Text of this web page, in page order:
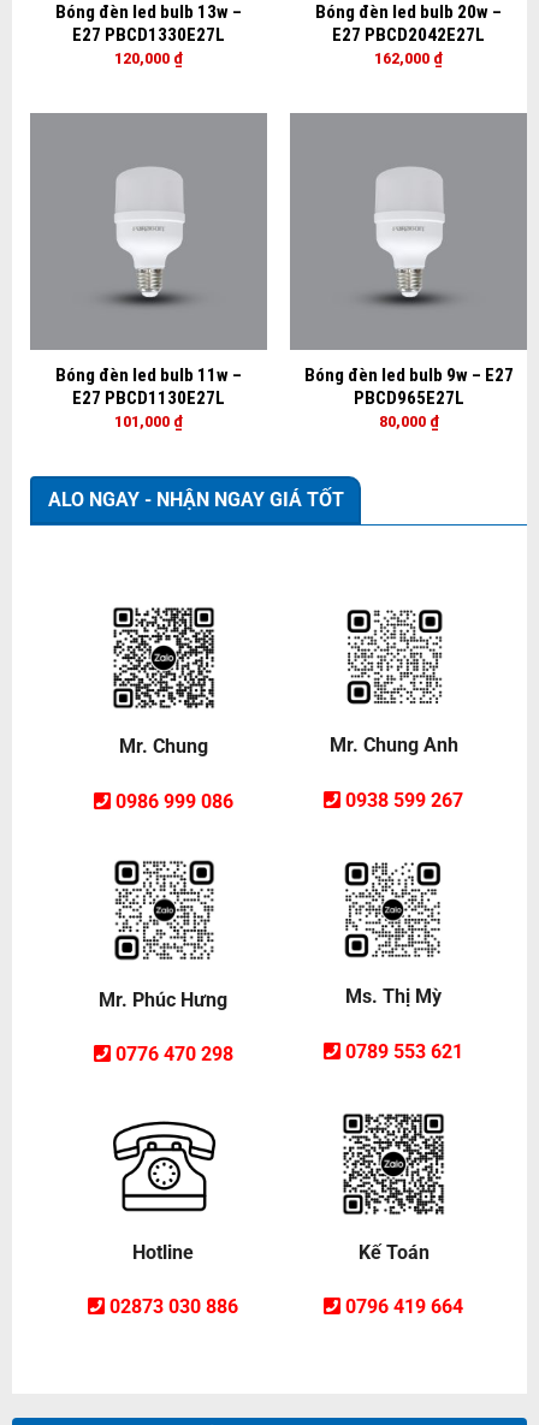
Bóng đèn led bulb 13w –
E27 PBCD1330E27L
120,000 ₫
Bóng đèn led bulb 20w –
E27 PBCD2042E27L
162,000 ₫
Bóng đèn led bulb 11w –
E27 PBCD1130E27L
101,000 ₫
Bóng đèn led bulb 9w – E27
PBCD965E27L
80,000 ₫
ALO NGAY - NHẬN NGAY GIÁ TỐT
Mr. Chung
0986 999 086
Mr. Chung Anh
0938 599 267
Mr. Phúc Hưng
0776 470 298
Ms. Thị Mỳ
0789 553 621
Hotline
02873 030 886
Kế Toán
0796 419 664